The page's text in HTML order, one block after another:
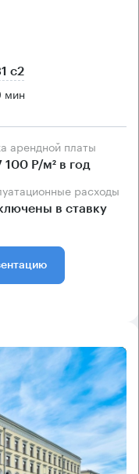
с2
мин
арендной платы
100 Р/м² в год
расходы
в ставку